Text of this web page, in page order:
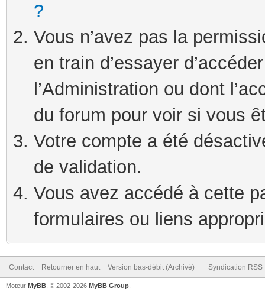
?
Vous n’avez pas la
en train d’essayer
l’Administration ou dont
du forum pour voir si vous
Votre compte a été
de validation.
Vous avez accédé à cette
formulaires ou liens
Contact Retourner en haut Version bas-débit (Archivé) Syndication RSS
Moteur MyBB , © 2002-2026 MyBB Group